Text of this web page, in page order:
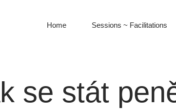
Home Sessions ~ Facilitations
se stát